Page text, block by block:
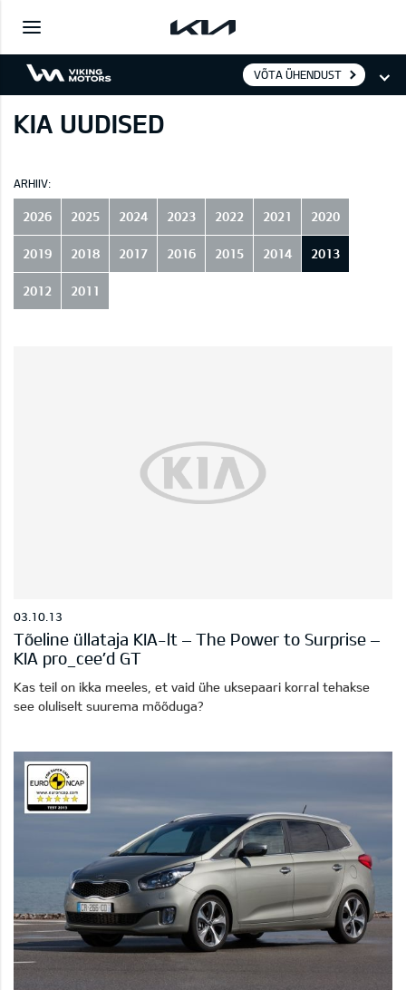
VÕTA ÜHENDUST
KIA UUDISED
ARHIIV:
2026 2025 2024 2023 2022 2021 2020
2019 2018 2017 2016 2015 2014 2013
2012 2011
03.10.13
Tõeline üllataja KIA-lt – The Power to Surprise –
KIA pro_cee’d GT
Kas teil on ikka meeles, et vaid ühe uksepaari korral tehakse
see oluliselt suurema mõõduga?